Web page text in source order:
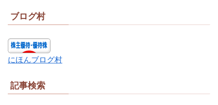
ブログ村
にほんブログ村
記事検索